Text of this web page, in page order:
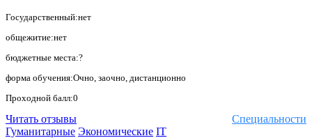
Государственный:нет
общежитие:нет
бюджетные места:?
форма обучения:Очно, заочно, дистанционно
Проходной балл:0
Специальности
Читать отзывы
Гуманитарные Экономические IT